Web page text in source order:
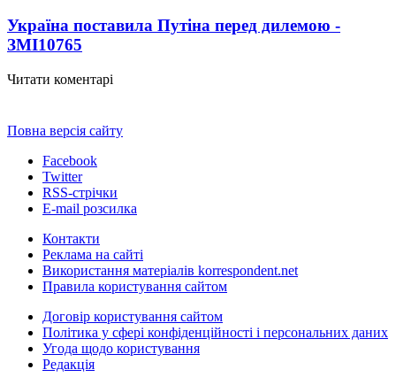
Україна поставила Путіна перед дилемою -
ЗМІ10765
Читати коментарі
Повна версія сайту
Facebook
Twitter
RSS-стрічки
E-mail розсилка
Контакти
Реклама на сайті
Використання матеріалів korrespondent.net
Правила користування сайтом
Договір користування сайтом
Політика у сфері конфіденційності і персональних даних
Угода щодо користування
Редакція